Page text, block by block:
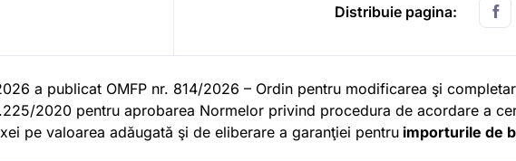
Distribuie pagina:
a publicat OMFP nr. 814/2026 – Ordin pentru modificarea şi
2020 pentru aprobarea Normelor privind procedura de acordare a
pe valoarea adăugată şi de eliberare a garanţiei pentru importurile de